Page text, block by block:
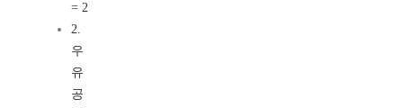
= 2
2.
우
유
공